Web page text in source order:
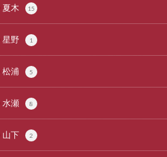
夏木 15
星野 1
松浦 5
水瀬 8
山下 2